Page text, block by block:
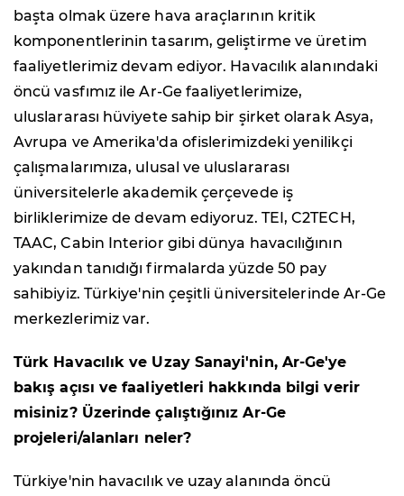
başta olmak üzere hava araçlarının kritik
komponentlerinin tasarım, geliştirme ve üretim
faaliyetlerimiz devam ediyor. Havacılık alanındaki
öncü vasfımız ile Ar-Ge faaliyetlerimize,
uluslararası hüviyete sahip bir şirket olarak Asya,
Avrupa ve Amerika'da ofislerimizdeki yenilikçi
çalışmalarımıza, ulusal ve uluslararası
üniversitelerle akademik çerçevede iş
birliklerimize de devam ediyoruz. TEI, C2TECH,
TAAC, Cabin Interior gibi dünya havacılığının
yakından tanıdığı firmalarda yüzde 50 pay
sahibiyiz. Türkiye'nin çeşitli üniversitelerinde Ar-Ge
merkezlerimiz var.
Türk Havacılık ve Uzay Sanayi'nin, Ar-Ge'ye
bakış açısı ve faaliyetleri hakkında bilgi verir
misiniz? Üzerinde çalıştığınız Ar-Ge
projeleri/alanları neler?
Türkiye'nin havacılık ve uzay alanında öncü